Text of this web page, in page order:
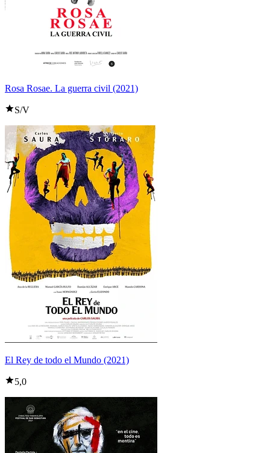
Rosa Rosae. La guerra civil (2021)
S/V
El Rey de todo el Mundo (2021)
5,0